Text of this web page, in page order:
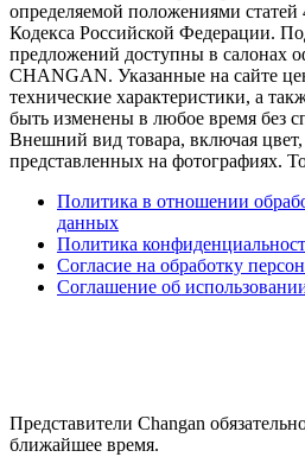
определяемой положениями статей
Кодекса Российской Федерации.
предложений доступны в салонах
CHANGAN. Указанные на сайте
технические характеристики, а
быть изменены в любое время без
Внешний вид товара, включая цвет,
представленных на фотографиях.
Политика в отношении
данных
Политика
Согласие на обработку
Соглашение об
Представители Changan
ближайшее время.